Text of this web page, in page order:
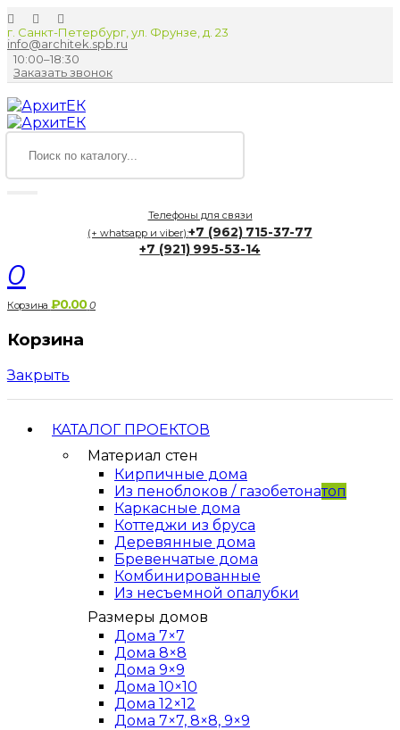
г. Санкт-Петербург, ул. Фрунзе, д. 23
info@architek.spb.ru
10:00–18:30
Заказать звонок
Телефоны для связи
(+ whatsapp и viber):+7 (962) 715-37-77
+7 (921) 995-53-14
0
Корзина ₽0.000
Корзина
Закрыть
КАТАЛОГ ПРОЕКТОВ
Материал стен
Кирпичные дома
Из пеноблоков / газобетонатоп
Каркасные дома
Коттеджи из бруса
Деревянные дома
Бревенчатые дома
Комбинированные
Из несъемной опалубки
Размеры домов
Дома 7×7
Дома 8×8
Дома 9×9
Дома 10×10
Дома 12×12
Дома 7×7, 8×8, 9×9